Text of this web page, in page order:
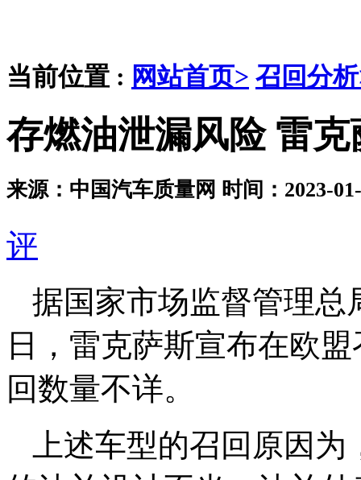
当前位置 : 网站首页> 召回分
存燃油泄漏风险 雷
来源：中国汽车质量网 时间：2023-
评
据国家市场监督管理总
日，雷克萨斯宣布在欧
回数量不详。
上述车型的召回原因